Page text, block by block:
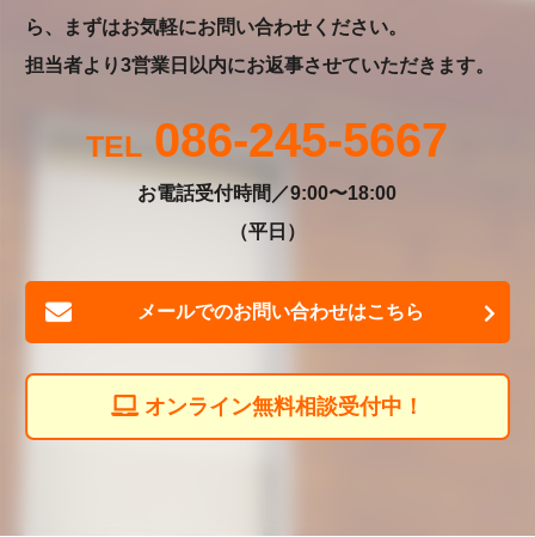
ら、まずはお気軽にお問い合わせください。
担当者より3営業日以内にお返事させていただきます。
086-245-5667
お電話受付時間／9:00〜18:00
（平日）
メールでのお問い合わせはこちら
オンライン無料相談受付中！